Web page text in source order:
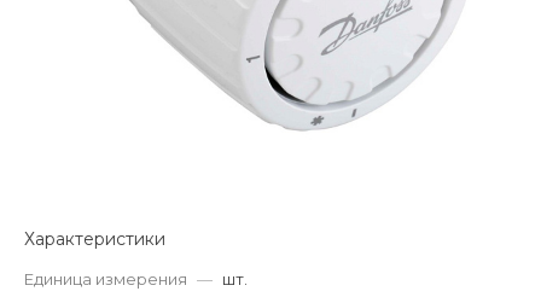
Характеристики
Единица измерения — шт.